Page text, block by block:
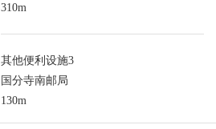
310m
其他便利设施3
国分寺南邮局
130m